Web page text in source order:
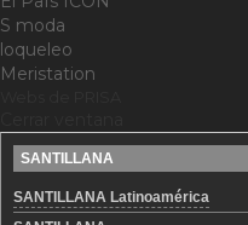
S moda
loqueleo
Meristation